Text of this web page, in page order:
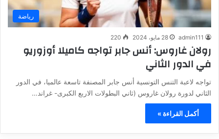
رياضة
admin111 28 مايو، 2024 220
رولان غاروس: أنس جابر تواجه كاميلا أوزوريو
في الدور الثاني
تواجه لاعبة التنس التونسية أنس جابر المصنفة تاسعة عالميا، في الدور
الثاني لدورة رولان غاروس (ثاني البطولات الاربع الكبرى- غراند…
أكمل القراءة »